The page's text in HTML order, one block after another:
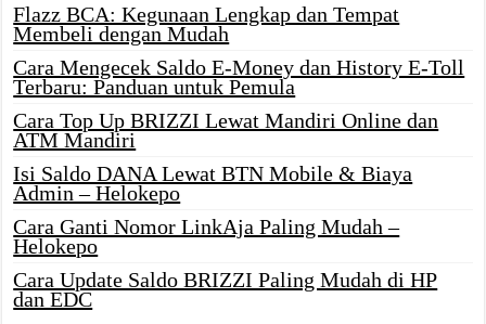
Flazz BCA: Kegunaan Lengkap dan Tempat
Membeli dengan Mudah
Cara Mengecek Saldo E-Money dan History E-Toll
Terbaru: Panduan untuk Pemula
Cara Top Up BRIZZI Lewat Mandiri Online dan
ATM Mandiri
Isi Saldo DANA Lewat BTN Mobile & Biaya
Admin – Helokepo
Cara Ganti Nomor LinkAja Paling Mudah –
Helokepo
Cara Update Saldo BRIZZI Paling Mudah di HP
dan EDC